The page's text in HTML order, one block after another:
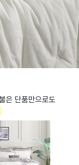
은 단품만으로도